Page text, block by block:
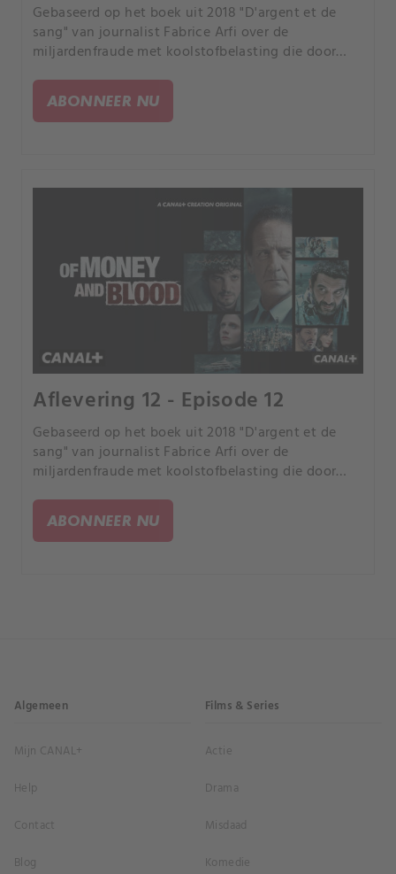
Gebaseerd op het boek uit 2018 "D'argent et de
sang" van journalist Fabrice Arfi over de
miljardenfraude met koolstofbelasting die door
genoemd.
ABONNEER NU
Aflevering 12 - Episode 12
Gebaseerd op het boek uit 2018 "D'argent et de
sang" van journalist Fabrice Arfi over de
miljardenfraude met koolstofbelasting die door
genoemd.
ABONNEER NU
Algemeen
Mijn CANAL+
Help
Contact
Blog
Films & Series
Actie
Drama
Misdaad
Komedie